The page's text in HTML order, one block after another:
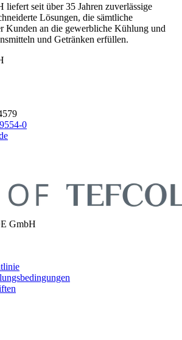
seit über 35 Jahren zuverlässige
Lösungen, die sämtliche
Kunden an die gewerbliche Kühlung und
und Getränken erfüllen.
0
GmbH